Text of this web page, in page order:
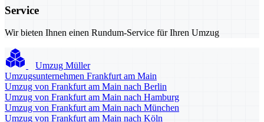
Service
Wir bieten Ihnen einen Rundum-Service für Ihren Umzug
Umzug Müller
Umzugsunternehmen Frankfurt am Main
Umzug von Frankfurt am Main nach Berlin
Umzug von Frankfurt am Main nach Hamburg
Umzug von Frankfurt am Main nach München
Umzug von Frankfurt am Main nach Köln